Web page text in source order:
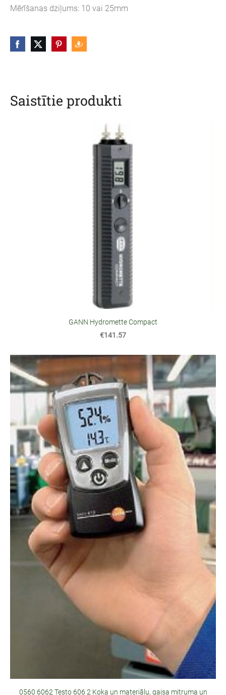
Mērīšanas dziļums: 10 vai 25mm
Saistītie produkti
GANN Hydromette Compact
€141.57
0560 6062 Testo 606 2 Koka un materiālu, gaisa mitruma un